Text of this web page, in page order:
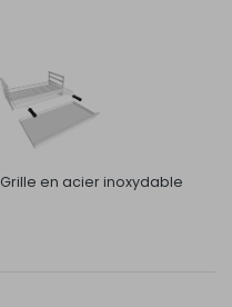
Grille en acier inoxydable